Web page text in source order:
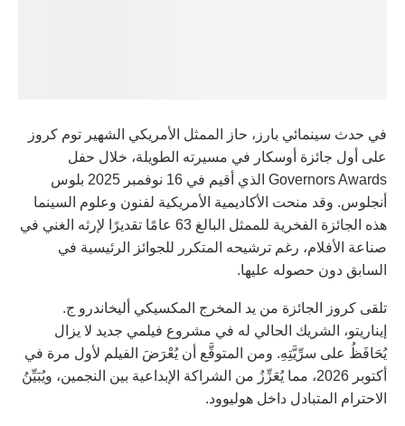
في حدث سينمائي بارز، حاز الممثل الأمريكي الشهير توم كروز
على أول جائزة أوسكار في مسيرته الطويلة، خلال حفل
Governors Awards الذي أقيم في 16 نوفمبر 2025 بلوس
أنجلوس. وقد منحت الأكاديمية الأمريكية لفنون وعلوم السينما
هذه الجائزة الفخرية للممثل البالغ 63 عامًا تقديرًا لإرثه الغني في
صناعة الأفلام، رغم ترشيحه المتكرر للجوائز الرئيسية في
السابق دون حصوله عليها.
تلقى كروز الجائزة من يد المخرج المكسيكي أليخاندرو ج.
إيناريتو، الشريك الحالي له في مشروع فيلمي جديد لا يزال
يُحَافَظُ على سرِّيَّتِهِ. ومن المتوقَّع أن يُعْرَضَ الفيلم لأول مرة في
أكتوبر 2026، مما يُعَزِّزُ من الشراكة الإبداعية بين النجمين، ويُبَيِّنُ
الاحترام المتبادل داخل هوليوود.